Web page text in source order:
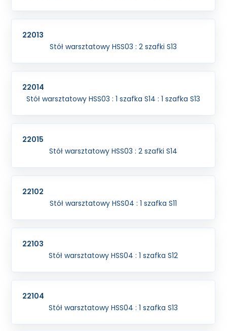
22013
Stół warsztatowy HSS03 : 2 szafki S13
22014
Stół warsztatowy HSS03 : 1 szafka S14 : 1 szafka S13
22015
Stół warsztatowy HSS03 : 2 szafki S14
22102
Stół warsztatowy HSS04 : 1 szafka S11
22103
Stół warsztatowy HSS04 : 1 szafka S12
22104
Stół warsztatowy HSS04 : 1 szafka S13